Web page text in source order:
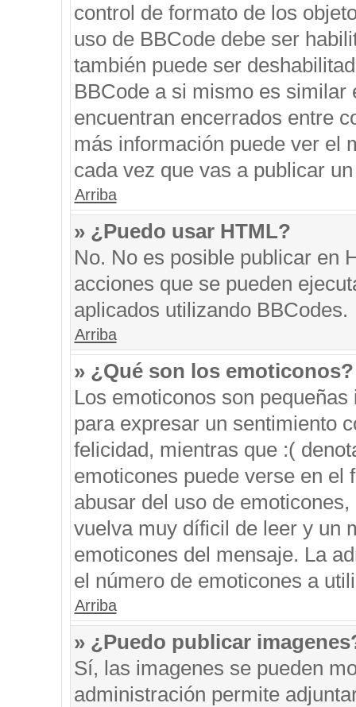
control de formato de los
uso de BBCode debe ser
también puede ser
BBCode a si mismo es
encuentran encerrados entre
más información puede ver el
cada vez que vas a publicar
Arriba
» ¿Puedo usar HTML?
No. No es posible publicar en
acciones que se pueden
aplicados utilizando BBCodes.
Arriba
» ¿Qué son los emoticonos?
Los emoticonos son
para expresar un sentimiento
felicidad, mientras que :(
emoticones puede verse en el
abusar del uso de
vuelva muy díficil de leer y un
emoticones del mensaje. La
el número de emoticones a
Arriba
» ¿Puedo publicar
Sí, las imagenes se pueden
administración permite